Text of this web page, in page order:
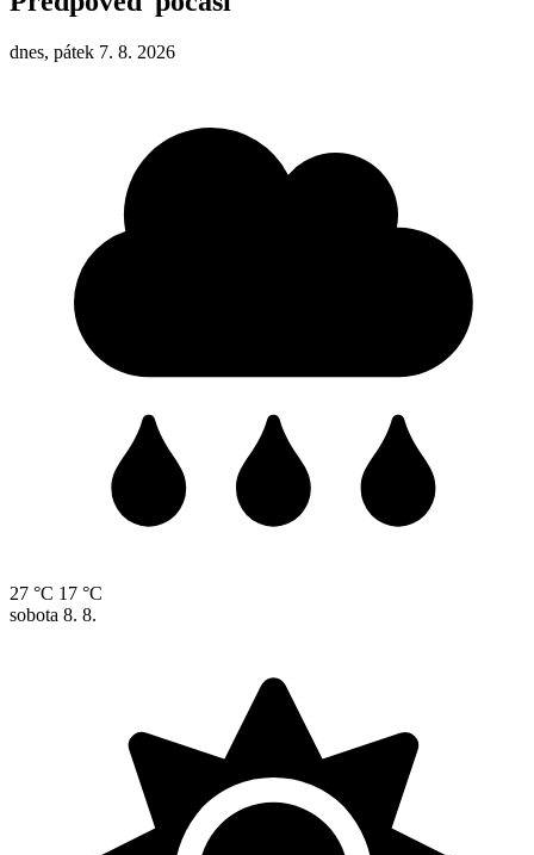
dnes, pátek 7. 8. 2026
27 °C 17 °C
sobota 8. 8.